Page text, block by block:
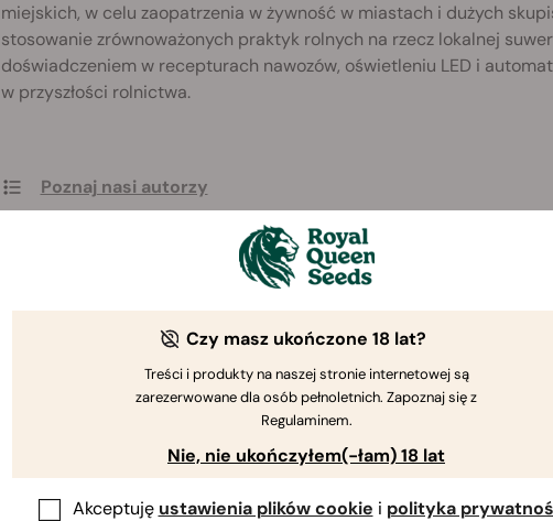
miejskich, w celu zaopatrzenia w żywność w miastach i dużych
stosowanie zrównoważonych praktyk rolnych na rzecz lokalnej
doświadczeniem w recepturach nawozów, oświetleniu LED i
w przyszłości rolnictwa.
Poznaj nasi autorzy
Dowiedz się więcej o naszym procesie redakcyjnym
Czy masz ukończone 18 lat?
Treści i produkty na naszej stronie internetowej są
zarezerwowane dla osób pełnoletnich. Zapoznaj się z
Regulaminem.
Nie, nie ukończyłem(-łam) 18 lat
Akceptuję ustawienia plików cookie i polityka